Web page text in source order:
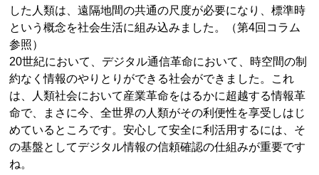
した人類は、遠隔地間の共通の尺度が必要になり、標準時
という概念を社会生活に組み込みました。（第4回コラム
参照）
20世紀において、デジタル通信革命において、時空間の制
約なく情報のやりとりができる社会ができました。これ
は、人類社会において産業革命をはるかに超越する情報革
命で、まさに今、全世界の人類がその利便性を享受しはじ
めているところです。安心して安全に利活用するには、そ
の基盤としてデジタル情報の信頼確認の仕組みが重要です
ね。